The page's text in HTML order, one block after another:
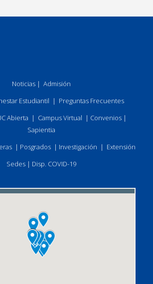
Noticias | Admisión
Estudiantil | Preguntas Frecuentes
Abierta | Campus Virtual | Convenios|
Sapientia
| Posgrados | Investigación | Extensión
Sedes | Disp. COVID-19